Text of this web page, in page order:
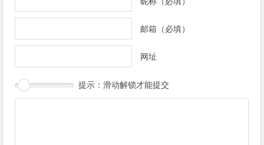
邮箱（必填）
网址
提示：滑动解锁才能提交